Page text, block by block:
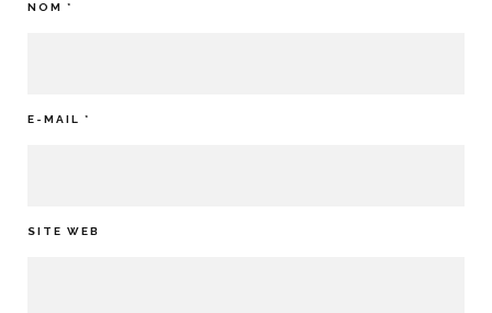
NOM *
E-MAIL *
SITE WEB